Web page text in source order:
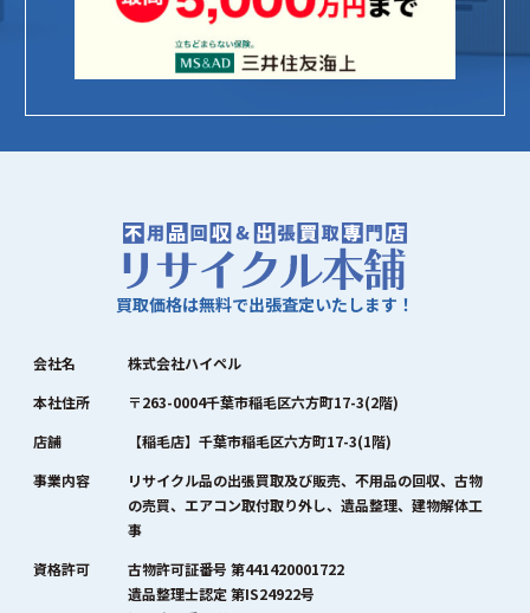
買取価格は無料で出張査定いたします！
会社名
株式会社ハイペル
本社住所
〒263-0004千葉市稲毛区六方町17-3(2階)
店舗
【稲毛店】千葉市稲毛区六方町17-3(1階)
事業内容
リサイクル品の出張買取及び販売、不用品の回収、古物
の売買、エアコン取付取り外し、遺品整理、建物解体工
事
資格許可
古物許可証番号 第441420001722
遺品整理士認定 第IS24922号